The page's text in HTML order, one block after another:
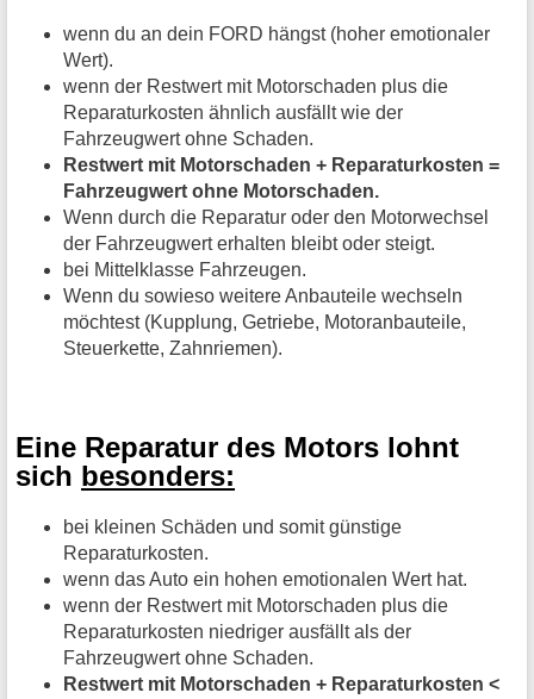
wenn du an dein FORD hängst (hoher emotionaler
Wert).
wenn der Restwert mit Motorschaden plus die
Reparaturkosten ähnlich ausfällt wie der
Fahrzeugwert ohne Schaden.
Restwert mit Motorschaden + Reparaturkosten =
Fahrzeugwert ohne Motorschaden.
Wenn durch die Reparatur oder den Motorwechsel
der Fahrzeugwert erhalten bleibt oder steigt.
bei Mittelklasse Fahrzeugen.
Wenn du sowieso weitere Anbauteile wechseln
möchtest (Kupplung, Getriebe, Motoranbauteile,
Steuerkette, Zahnriemen).
Eine Reparatur des Motors lohnt
sich besonders:
bei kleinen Schäden und somit günstige
Reparaturkosten.
wenn das Auto ein hohen emotionalen Wert hat.
wenn der Restwert mit Motorschaden plus die
Reparaturkosten niedriger ausfällt als der
Fahrzeugwert ohne Schaden.
Restwert mit Motorschaden + Reparaturkosten <